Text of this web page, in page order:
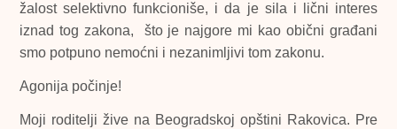
žalost selektivno funkcioniše, i da je sila i lični interes
iznad tog zakona, što je najgore mi kao obični građani
smo potpuno nemoćni i nezanimljivi tom zakonu.
Agonija počinje!
Moji roditelji žive na Beogradskoj opštini Rakovica. Pre